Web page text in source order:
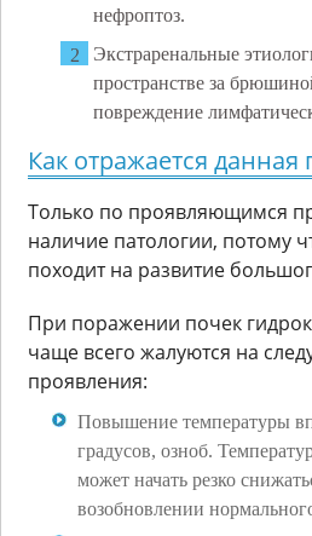
нефроптоз.
Экстраренальные
пространстве за
повреждение
Как отражается данная
Только по проявляющимся
наличие патологии, потому
походит на развитие
При поражении почек
чаще всего жалуются на
проявления:
Повышение температуры
градусов, озноб.
может начать резко
возобновлении